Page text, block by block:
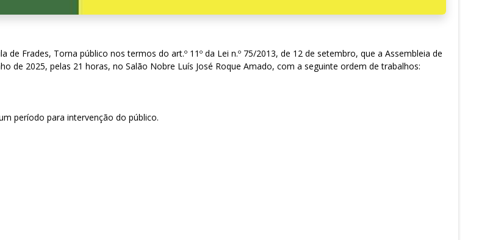
de Frades, Torna público nos termos do art.º 11º da Lei n.º 75/2013, de 12 de setembro, que a Assembleia de
de 2025, pelas 21 horas, no Salão Nobre Luís José Roque Amado, com a seguinte ordem de trabalhos:
período para intervenção do público.